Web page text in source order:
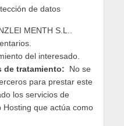
de datos
MENTH S.L..
del interesado.
de tratamiento: No se
para prestar este
los servicios de
Hosting que actúa como